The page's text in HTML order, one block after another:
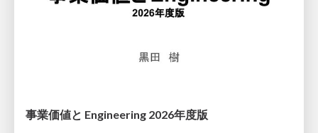
事業価値と Engineering 2026年度版